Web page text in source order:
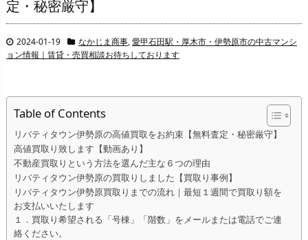
定・秘密厳守】
2024-01-19 なかじま商事,愛甲石田駅・厚木市・伊勢原市の中古マンシ
ョン情報｜賃貸・売買相談お待ちしております
Table of Contents
リバティタウン伊勢原の高値買取をお約束【無料査定・秘密厳守】
高値買取り致します【動画あり】
不動産買取りという方法を選んだ主な６つの理由
リバティタウン伊勢原の買取りしました【買取り事例】
リバティタウン伊勢原買取りまでの流れ｜最短１週間で買取り額を
お支払いいたします
１．買取り希望される「号棟」「階数」をメールまたは電話でご連
絡ください。